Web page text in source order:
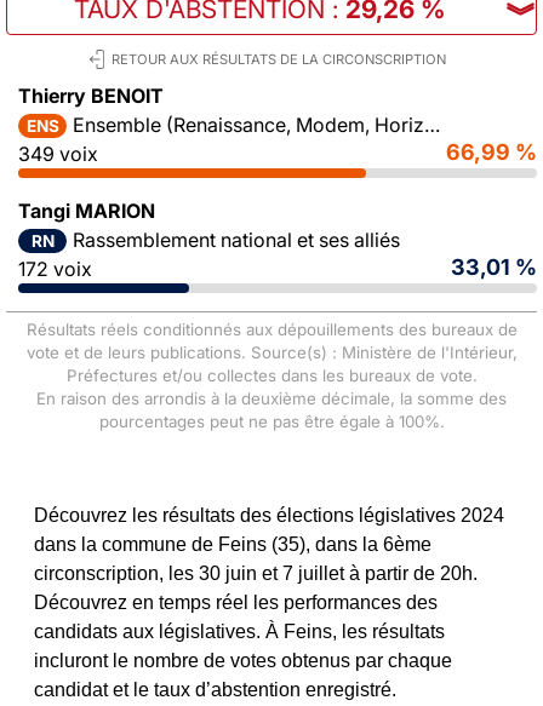
TAUX D'ABSTENTION : 29,26 % ︾
RETOUR AUX RÉSULTATS DE LA CIRCONSCRIPTION
Thierry BENOIT
ENS
Ensemble (Renaissance, Modem, Horizons)
349 voix
66,99 %
Tangi MARION
RN
Rassemblement national et ses alliés
172 voix
33,01 %
Résultats réels conditionnés aux dépouillements des bureaux de
vote et de leurs publications. Source(s) : Ministère de l'Intérieur,
Préfectures et/ou collectes dans les bureaux de vote.
En raison des arrondis à la deuxième décimale, la somme des
pourcentages peut ne pas être égale à 100%.
Découvrez les résultats des élections législatives 2024
dans la commune de Feins (35), dans la 6ème
circonscription, les 30 juin et 7 juillet à partir de 20h.
Découvrez en temps réel les performances des
candidats aux législatives. À Feins, les résultats
incluront le nombre de votes obtenus par chaque
candidat et le taux d’abstention enregistré.